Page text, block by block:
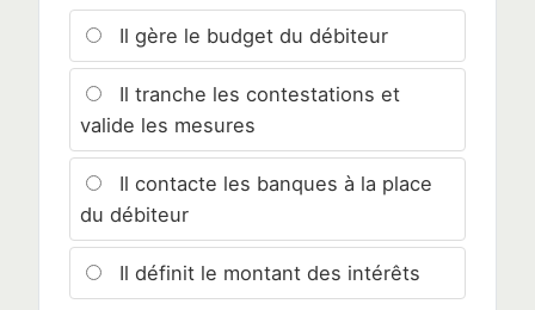
Il gère le budget du débiteur
Il tranche les contestations et
valide les mesures
Il contacte les banques à la place
du débiteur
Il définit le montant des intérêts